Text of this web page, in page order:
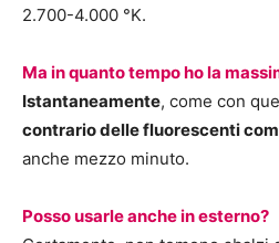
2.700-4.000 °K.
Ma in quanto tempo ho la
Istantaneamente, come con
contrario delle fluorescenti
anche mezzo minuto.
Posso usarle anche in esterno?